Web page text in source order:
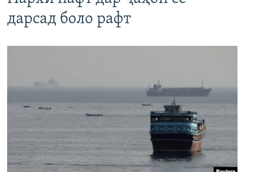
дарсад боло рафт